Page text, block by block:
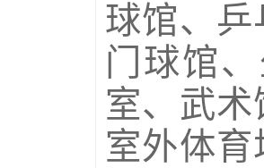
球馆、
门球馆
室、武
室外体